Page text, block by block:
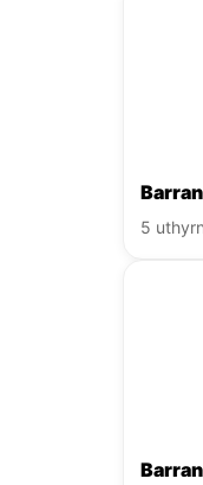
5